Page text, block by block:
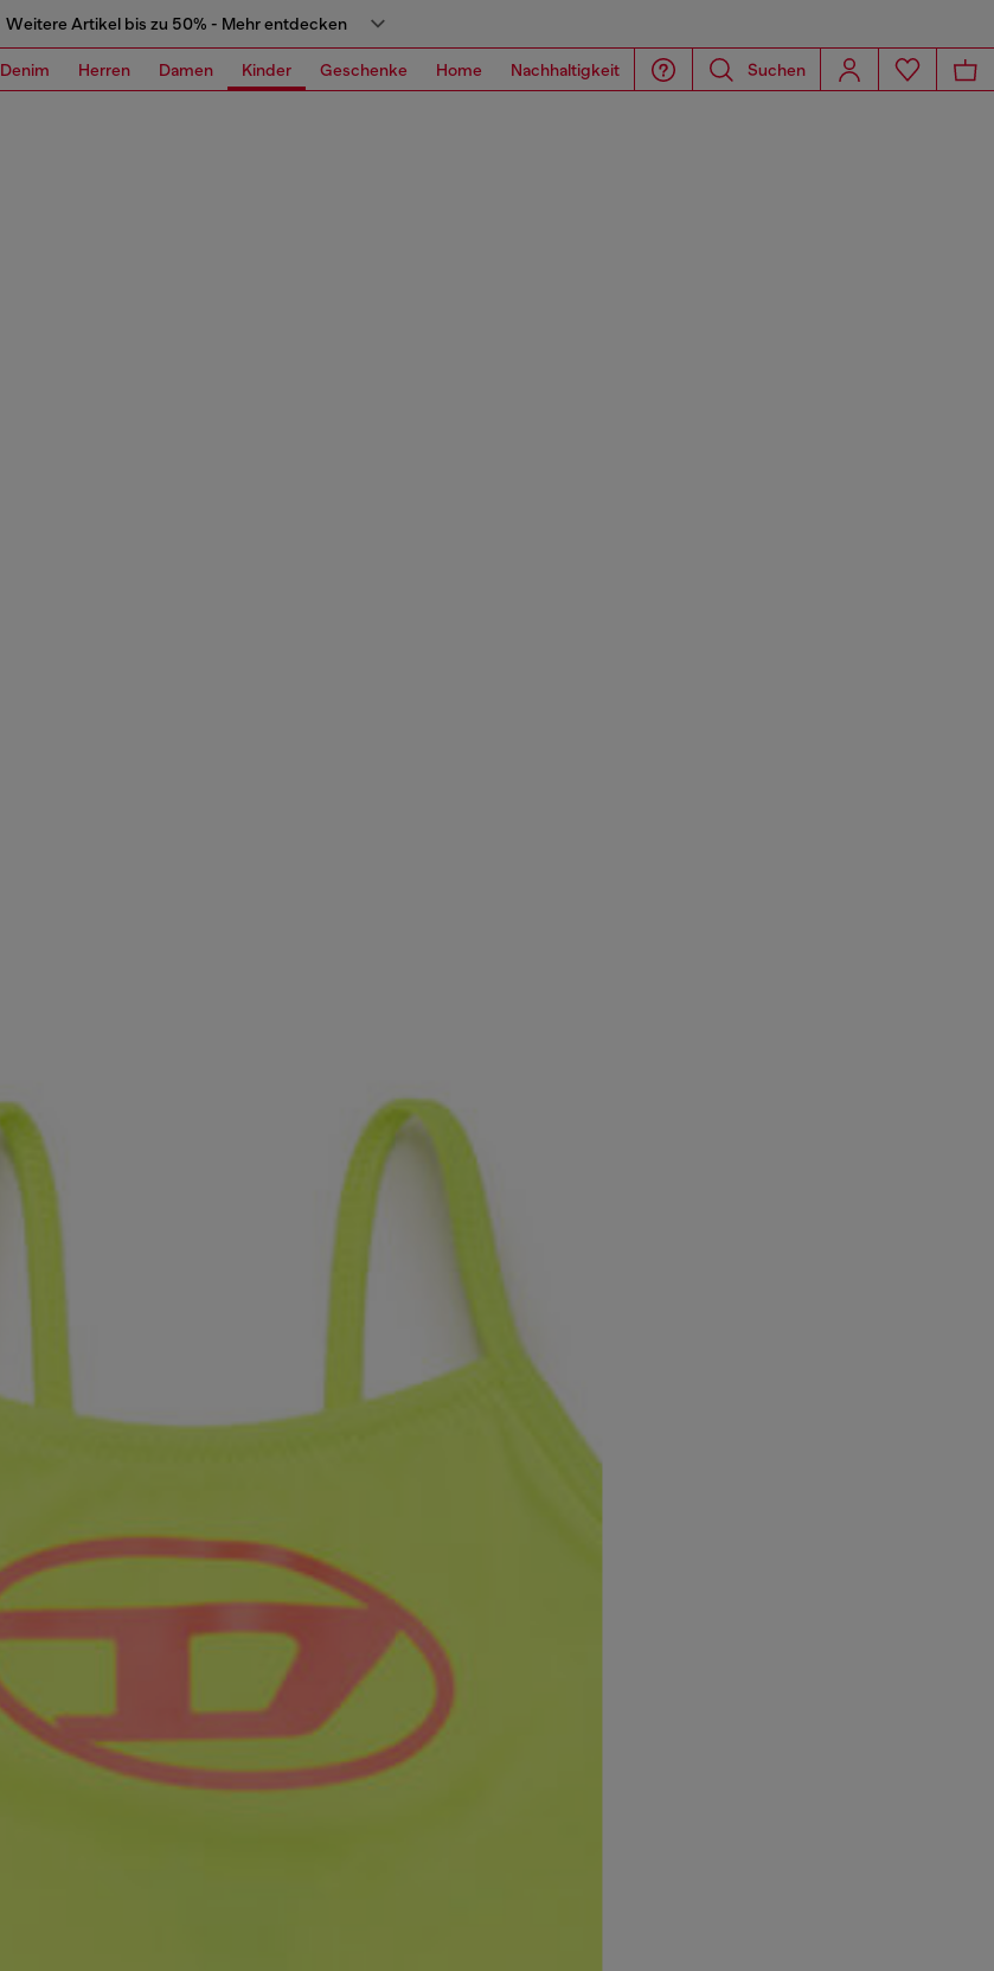
Weitere Artikel bis zu 50% - Mehr entdecken
Denim Herren Damen Kinder Geschenke Home Nachhaltigkeit Suchen